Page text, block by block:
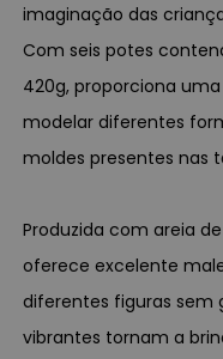
imaginação das
Com seis potes
420g, proporciona
modelar diferentes
moldes presentes nas
Produzida com areia
oferece excelente
diferentes figuras sem
vibrantes tornam a